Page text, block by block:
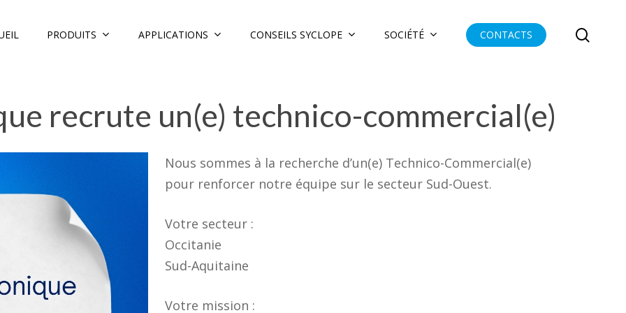
PRODUITS APPLICATIONS CONSEILS SYCLOPE SOCIÉTÉ CONTACTS
recrute un(e) technico-commercial(e)
Nous sommes à la recherche d’un(e) Technico-Commercial(e)
pour renforcer notre équipe sur le secteur Sud-Ouest.
Votre secteur :
Occitanie
Sud-Aquitaine
Votre mission :